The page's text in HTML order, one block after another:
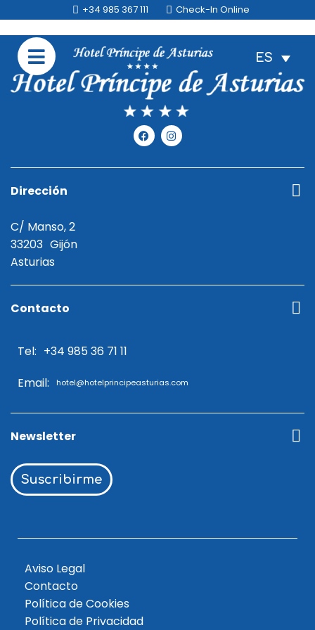
+34 985 367 111 Check-In Online
ES
Dirección
C/ Manso, 2
33203 Gijón
Asturias
Contacto
Tel: +34 985 36 71 11
Email:
hotel@hotelprincipeasturias.com
Newsletter
Suscribirme
Aviso Legal
Contacto
Política de Cookies
Política de Privacidad